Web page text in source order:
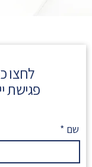
לחצו
פגישת
שם